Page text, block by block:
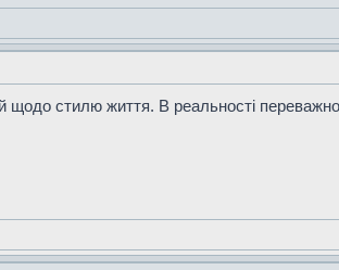
щодо стилю життя. В реальності